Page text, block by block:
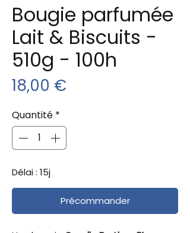
Bougie parfumée
Lait & Biscuits -
510g - 100h
18,00 €
Quantité *
Délai : 15j
Précommander